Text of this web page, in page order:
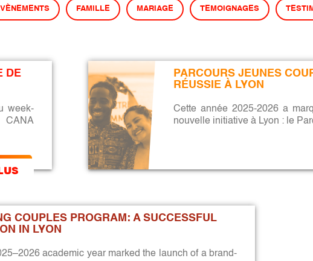
FAMILLE MARIAGE TEMOIGNAGES
DE
week-
CANA
PARCOURS JEUNES
RÉUSSIE À LYON
Cette année 2025-2026 a
nouvelle initiative à Lyon : le
COUPLES PROGRAM: A SUCCESSFUL
IN LYON
academic year marked the launch of a brand-